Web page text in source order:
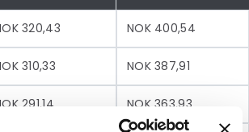
320,43 NOK 400,54
310,33 NOK 387,91
291,14 NOK 363,93